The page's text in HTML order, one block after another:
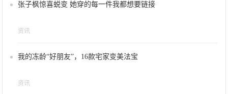
张子枫惊喜蜕变 她穿的每一件我都想要链接
资讯
我的冻龄“好朋友”，16款宅家变美法宝
资讯